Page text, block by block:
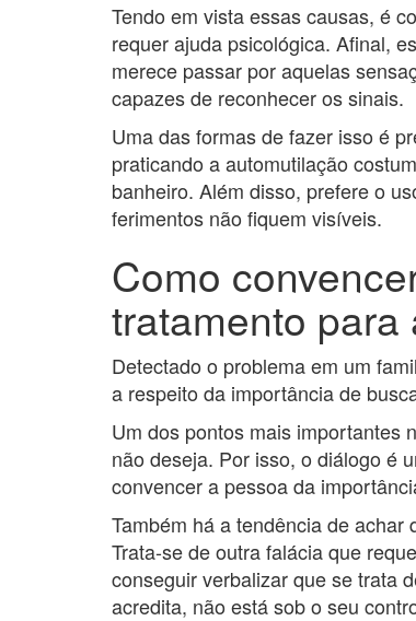
Tendo em vista essas causas, é
requer ajuda psicológica. Afinal,
merece passar por aquelas
capazes de reconhecer os sinais.
Uma das formas de fazer isso é
praticando a automutilação
banheiro. Além disso, prefere o
ferimentos não fiquem visíveis.
Como
tratamento
Detectado o problema em um
a respeito da importância de
Um dos pontos mais importantes
não deseja. Por isso, o diálogo é
convencer a pessoa da
Também há a tendência de
Trata-se de outra falácia que
conseguir verbalizar que se trata
acredita, não está sob o seu